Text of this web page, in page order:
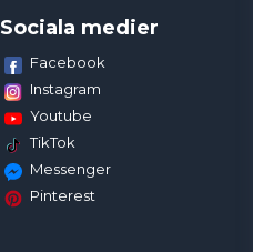
Sociala medier
Facebook
Instagram
Youtube
TikTok
Messenger
Pinterest